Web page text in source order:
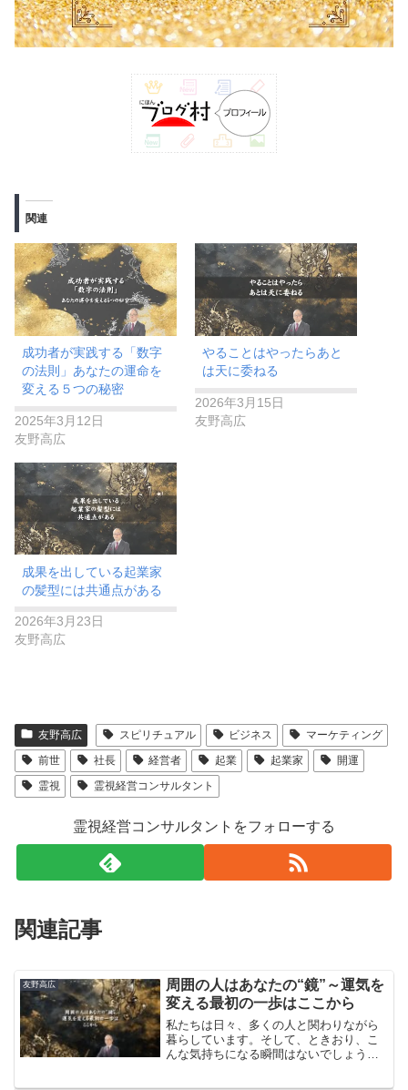
関連
成功者が実践する「数字
の法則」あなたの運命を
変える５つの秘密
2025年3月12日
友野高広
​やることはやったらあと
は天に委ねる
2026年3月15日
友野高広
​成果を出している起業家
の髪型には共通点がある
2026年3月23日
友野高広
友野高広 スピリチュアル ビジネス
マーケティング
前世
社長 経営者 起業 起業家
開運
霊視
霊視経営コンサルタント
霊視経営コンサルタントをフォローする
関連記事
友野高広
​​周囲の人はあなたの“鏡”～運気を
変える最初の一歩はここから
私たちは日々、多くの人と関わりながら
暮らしています。そして、ときおり、こ
んな気持ちになる瞬間はないでしょう